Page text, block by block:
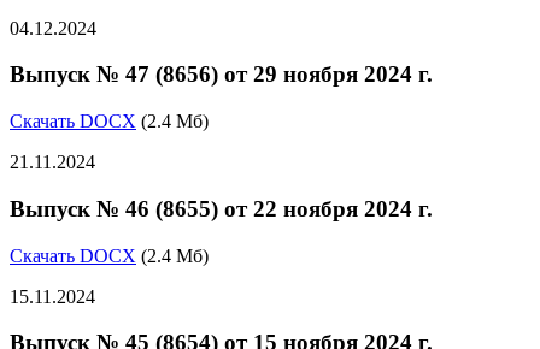
04.12.2024
Выпуск № 47 (8656) от 29 ноября 2024 г.
Скачать DOCX (2.4 Мб)
21.11.2024
Выпуск № 46 (8655) от 22 ноября 2024 г.
Скачать DOCX (2.4 Мб)
15.11.2024
Выпуск № 45 (8654) от 15 ноября 2024 г.